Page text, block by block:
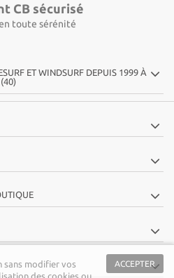
CB sécurisé
toute sérénité
ET WINDSURF DEPUIS 1999 À
ACCEPTER
sans modifier vos
des cookies ou